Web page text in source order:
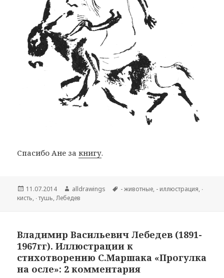
Спасибо Ане закнигу.
Опубликовано
11.07.2014 Автор
alldrawings Метки
- животные, - иллюстрация, ∙
кисть, ∙ тушь,Лебедев
Владимир Васильевич Лебедев (1891-
1967гг). Иллюстрации к
стихотворению С.Маршака «Прогулка
на осле»: 2 комментария